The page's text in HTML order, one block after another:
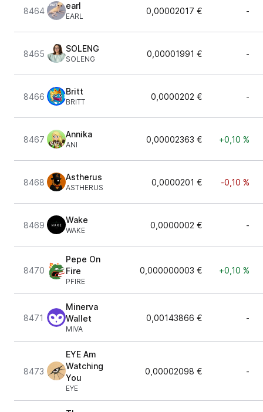
8464
earl
EARL
0,00002017 € -
8465
SOLENG
SOLENG
0,00001991 € -
8466
Britt
BRITT
0,0000202 € -
8467
Annika
ANI
0,00002363 € +0,10 %
8468
Astherus
ASTHERUS
0,0000201 € -0,10 %
8469
Wake
WAKE
0,0000002 € -
8470
Pepe On
Fire
PFIRE
0,000000003 € +0,10 %
8471
Minerva
Wallet
MIVA
0,00143866 € -
8473
EYE Am
Watching
You
EYE
0,00002098 € -